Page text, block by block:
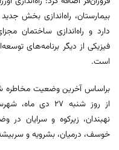
فیزیکی از دیگر برنامه‌های
است.
براساس آخرین وضعیت مخاطره
از روز شنبه ۲۷
نهبندان، زیرکوه و سرایان
خوسف، درمیان، بشرویه و